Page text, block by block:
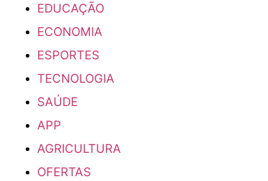
EDUCAÇÃO
ECONOMIA
ESPORTES
TECNOLOGIA
SAÚDE
APP
AGRICULTURA
OFERTAS